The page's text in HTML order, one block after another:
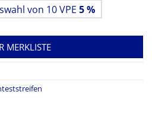
von 10 VPE 5 %
MERKLISTE